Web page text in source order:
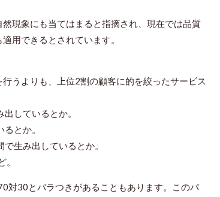
現象にも当てはまると指摘され、現在では品質
用できるとされています。
うよりも、上位2割の顧客に的を絞ったサービス
しているとか。
とか。
生み出しているとか。
対30とバラつきがあることもあります。このパ